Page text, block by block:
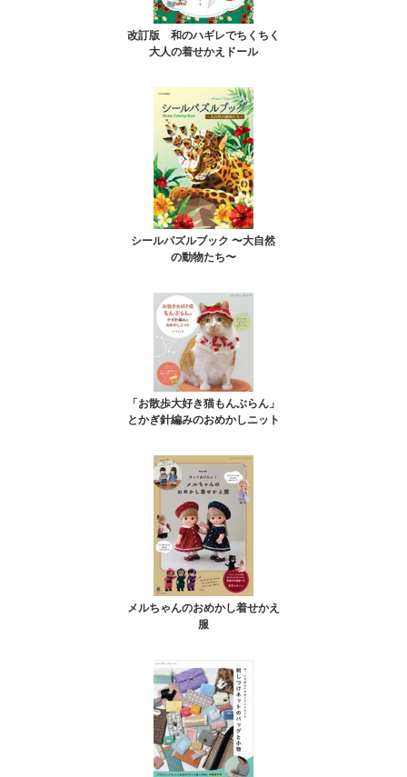
改訂版 和のハギレでちくちく
大人の着せかえドール
シールパズルブック 〜大自然
の動物たち〜
「お散歩大好き猫もんぶらん」
とかぎ針編みのおめかしニット
メルちゃんのおめかし着せかえ
服